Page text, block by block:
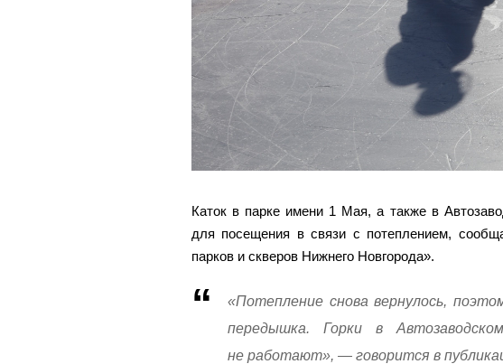
Каток в парке имени 1 Мая, а также в
для посещения в связи с потеплением,
парков и скверов Нижнего Новгорода».
«Потепление снова вернулось,
передышка. Горки в
не работают», — говорится в